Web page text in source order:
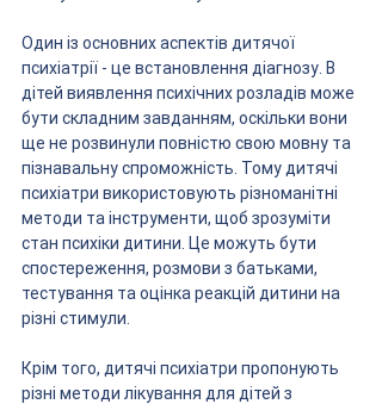
Один із основних аспектів дитячої
психіатрії - це встановлення діагнозу. В
дітей виявлення психічних розладів може
бути складним завданням, оскільки вони
ще не розвинули повністю свою мовну та
пізнавальну спроможність. Тому дитячі
психіатри використовують різноманітні
методи та інструменти, щоб зрозуміти
стан психіки дитини. Це можуть бути
спостереження, розмови з батьками,
тестування та оцінка реакцій дитини на
різні стимули.
Крім того, дитячі психіатри пропонують
різні методи лікування для дітей з